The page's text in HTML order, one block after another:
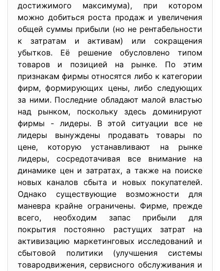
достижимого максимума), при котором
можно добиться роста продаж и увеличения
общей суммы прибыли (но не рентабельности
к затратам и активам) или сокращения
убытков. Её решение обусловлено типом
товаров и позицией на рынке. По этим
признакам фирмы относятся либо к категории
фирм, формирующих цены, либо следующих
за ними. Последние обладают малой властью
над рынком, поскольку здесь доминируют
фирмы - лидеры. В этой ситуации все не
лидеры вынуждены продавать товары по
цене, которую устанавливают на рынке
лидеры, сосредотачивая все внимание на
динамике цен и затратах, а также на поиске
новых каналов сбыта и новых покупателей.
Однако существующие возможности для
маневра крайне ограничены. Фирме, прежде
всего, необходим запас прибыли для
покрытия постоянно растущих затрат на
активизацию маркетинговых исследований и
сбытовой политики (улучшения системы
товародвижения, сервисного обслуживания и